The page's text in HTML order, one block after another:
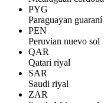
PYG
Paraguayan guaraní
PEN
Peruvian nuevo sol
QAR
Qatari riyal
SAR
Saudi riyal
ZAR